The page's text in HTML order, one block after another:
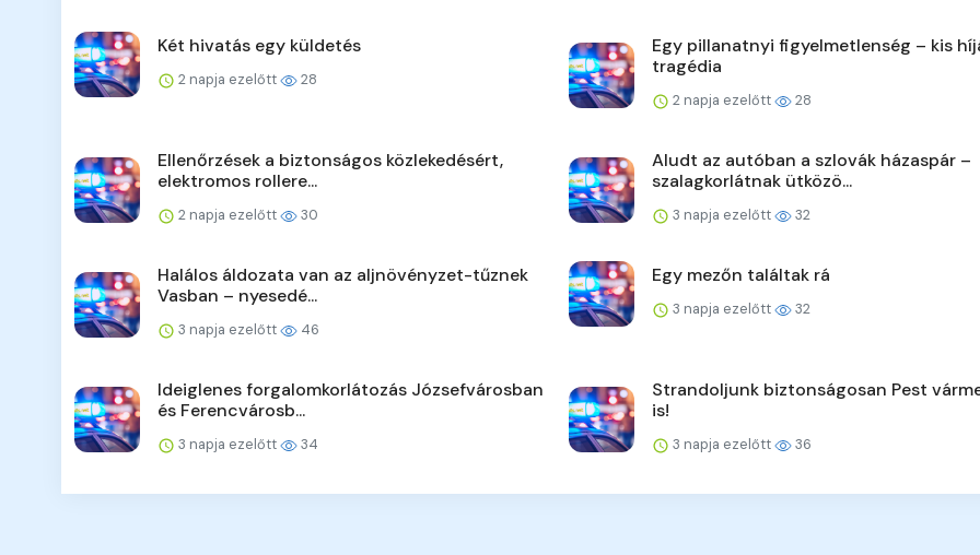
Két hivatás egy küldetés
2 napja ezelőtt 28
Egy pillanatnyi figyelmetlenség – kis
tragédia
2 napja ezelőtt 28
Ellenőrzések a biztonságos közlekedésért,
elektromos rollere...
2 napja ezelőtt 30
Aludt az autóban a szlovák házaspár –
szalagkorlátnak ütközö...
3 napja ezelőtt 32
Halálos áldozata van az aljnövényzet-tűznek
Vasban – nyesedé...
3 napja ezelőtt 46
Egy mezőn találtak rá
3 napja ezelőtt 32
Ideiglenes forgalomkorlátozás Józsefvárosban
és Ferencvárosb...
3 napja ezelőtt 34
Strandoljunk biztonságosan Pest
is!
3 napja ezelőtt 36